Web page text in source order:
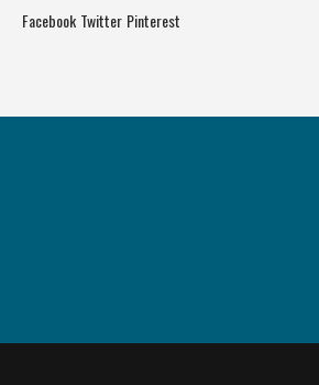
Facebook Twitter Pinterest